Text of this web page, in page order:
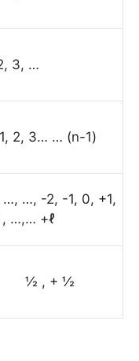
3, …
2, 3… … (n-1)
…, …, -2, -1, 0, +1,
, …,… +ℓ
½ , + ½